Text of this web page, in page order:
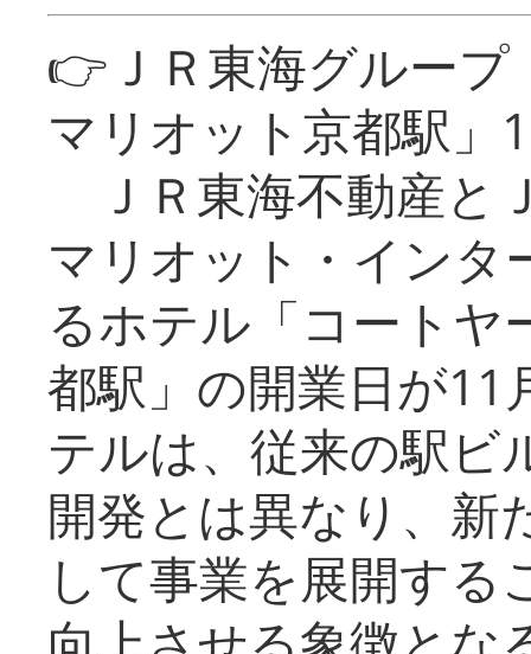
👉ＪＲ東海グルー
マリオット京都駅」
ＪＲ東海不動産と
マリオット・インタ
るホテル「コートヤ
都駅」の開業日が11
テルは、従来の駅ビ
開発とは異なり、新
して事業を展開する